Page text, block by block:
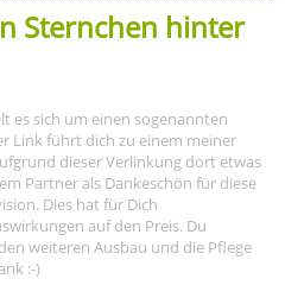
Sternchen hinter
es sich um einen sogenannten
Link führt dich zu einem meiner
dieser Verlinkung dort etwas
Partner als Dankeschön für diese
Dies hat für Dich
auf den Preis. Du
weiteren Ausbau und die Pflege
:-)